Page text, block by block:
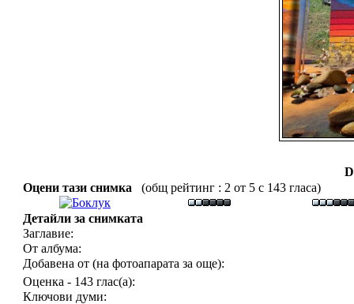
Оцени тази снимка
(общ рейтинг : 2 от 5 с 143 гласа)
Детайли за снимката
Заглавие:
От албума:
Добавена от (на фотоапарата за още):
Оценка - 143 глас(а):
Ключови думи: